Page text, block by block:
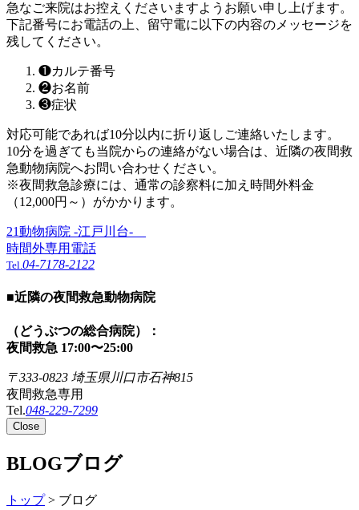
急なご来院はお控えくださいますようお願い申し上げます。
下記番号にお電話の上、留守電に以下の内容のメッセージを
残してください。
❶カルテ番号
❷お名前
❸症状
対応可能であれば10分以内に折り返しご連絡いたします。
10分を過ぎても当院からの連絡がない場合は、近隣の夜間救
急動物病院へお問い合わせください。
※夜間救急診療には、通常の診察料に加え時間外料金
（12,000円～）がかかります。
21動物病院 -江戸川台-
時間外専用電話
Tel.04-7178-2122
■近隣の夜間救急動物病院
（どうぶつの総合病院）：
夜間救急 17:00〜25:00
〒333-0823 埼玉県川口市石神815
夜間救急専用
Tel.048-229-7299
Close
BLOGブログ
トップ> ブログ